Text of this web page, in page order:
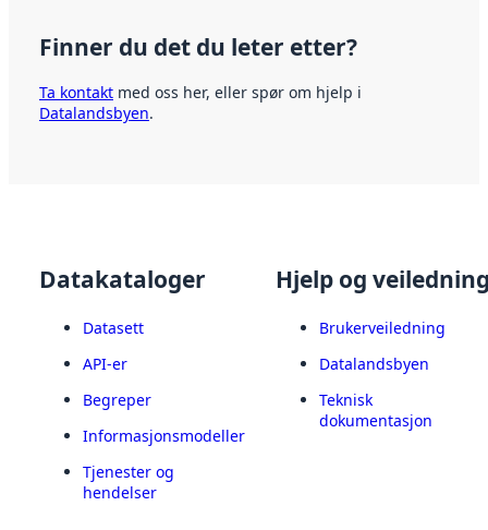
Finner du det du leter etter?
Ta kontakt med oss her, eller spør om hjelp i
Datalandsbyen.
Datakataloger
Datasett
API-er
Begreper
Informasjonsmodeller
Tjenester og
hendelser
Hjelp og
Brukerveiledning
Datalandsbyen
Teknisk
dokumentasjon